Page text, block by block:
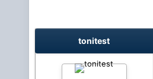
tonitest